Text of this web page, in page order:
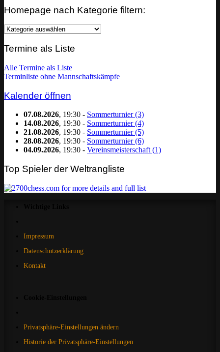
Homepage nach Kategorie filtern:
Homepage
Kategorie
Termine als Liste
Alle Termine als Liste
Terminliste ohne Mannschaftskämpfe
Kalender öffnen
07.08.2026, 19:30 - Sommerturnier (3)
14.08.2026, 19:30 - Sommerturnier (4)
21.08.2026, 19:30 - Sommerturnier (5)
28.08.2026, 19:30 - Sommerturnier (6)
04.09.2026, 19:30 - Vereinsmeisterschaft (1)
Top Spieler der Weltrangliste
Impressum
Datenschutzerklärung
Kontakt
Privatsphäre-Einstellungen ändern
Historie der Privatsphäre-Einstellungen